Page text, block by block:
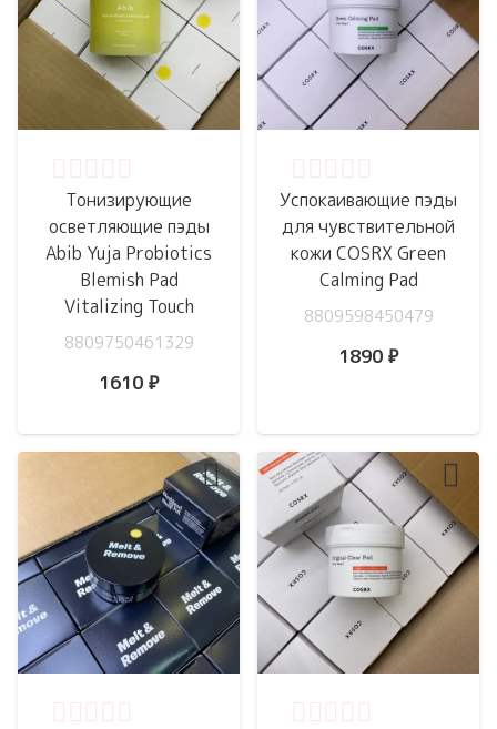
Тонизирующие
осветляющие пэды
Abib Yuja Probiotics
Blemish Pad
Vitalizing Touch
8809750461329
1610 ₽
Успокаивающие пэды
для чувствительной
кожи COSRX Green
Calming Pad
8809598450479
1890 ₽